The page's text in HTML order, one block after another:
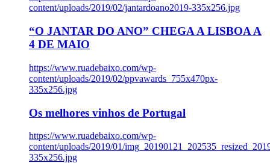
content/uploads/2019/02/jantardoano2019-335x256.jpg
“O JANTAR DO ANO” CHEGA A LISBOA A
4 DE MAIO
https://www.ruadebaixo.com/wp-
content/uploads/2019/02/ppvawards_755x470px-
335x256.jpg
Os melhores vinhos de Portugal
https://www.ruadebaixo.com/wp-
content/uploads/2019/01/
335x256.jpg